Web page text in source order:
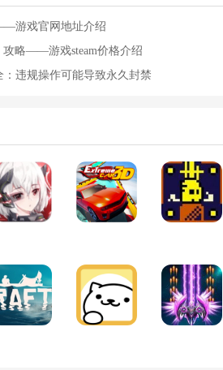
游戏官网地址介绍
攻略——游戏steam价格介绍
违规操作可能导致永久封禁